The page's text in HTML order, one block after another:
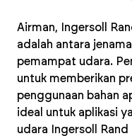
Airman, Ingersoll
adalah antara
pemampat udara.
untuk memberikan
penggunaan bahan
ideal untuk aplikasi
udara Ingersoll